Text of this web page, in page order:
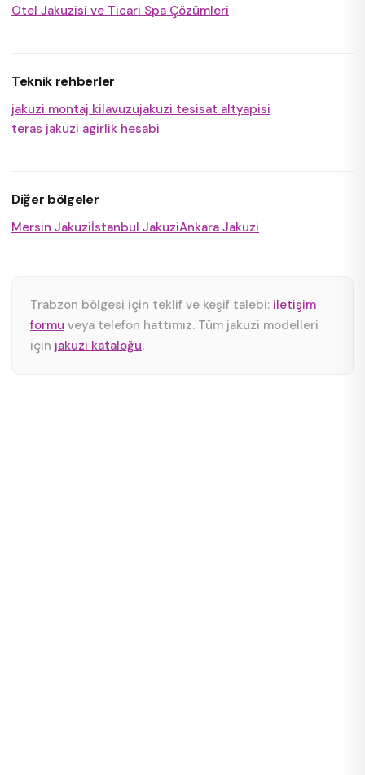
Otel Jakuzisi ve Ticari Spa Çözümleri
Teknik rehberler
jakuzi montaj kilavuzujakuzi tesisat altyapisi
teras jakuzi agirlik hesabi
Diğer bölgeler
Mersin Jakuziİstanbul JakuziAnkara Jakuzi
Trabzon bölgesi için teklif ve keşif talebi: iletişim
formu veya telefon hattımız. Tüm jakuzi modelleri
için jakuzi kataloğu.